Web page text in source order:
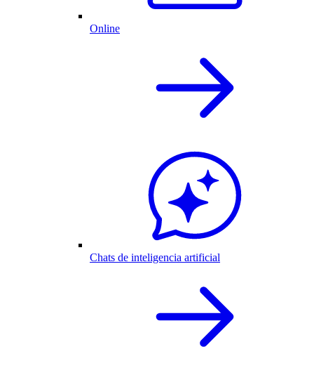
Online
Chats de inteligencia artificial